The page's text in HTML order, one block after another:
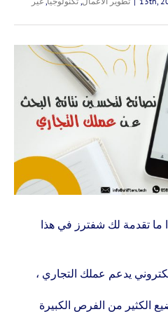
ما تقدمة لك شفترز في هذا
يدعم عملك التجاري ،
الكثير من الفرص الكبيرة